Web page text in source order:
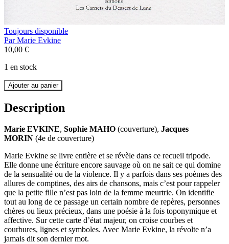
Toujours disponible
ParMarie Evkine
10,00 €
1 en stock
quantité
Et
nuit
Ajouter au panier
Description
Marie EVKINE, Sophie MAHO (couverture), Jacques
MORIN (4e de couverture)
Marie Evkine se livre entière et se révèle dans ce recueil tripode.
Elle donne une écriture encore sauvage où on ne sait ce qui domine
de la sensualité ou de la violence. Il y a parfois dans ses poèmes des
allures de comptines, des airs de chansons, mais c’est pour rappeler
que la petite fille n’est pas loin de la femme meurtrie. On identifie
tout au long de ce passage un certain nombre de repères, personnes
chères ou lieux précieux, dans une poésie à la fois toponymique et
affective. Sur cette carte d’état majeur, on croise courbes et
courbures, lignes et symboles. Avec Marie Evkine, la révolte n’a
jamais dit son dernier mot.